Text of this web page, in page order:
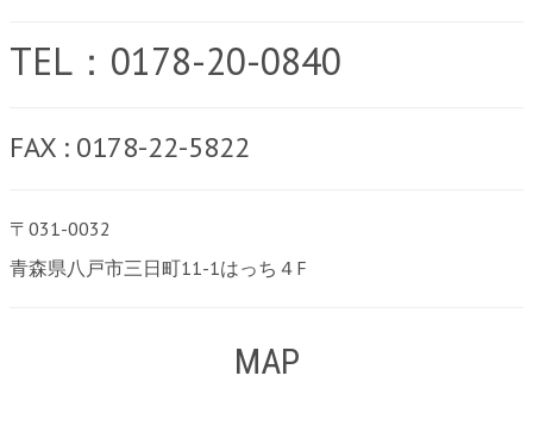
TEL：0178-20-0840
FAX : 0178-22-5822
〒031-0032
青森県八戸市三日町11-1はっち４F
MAP